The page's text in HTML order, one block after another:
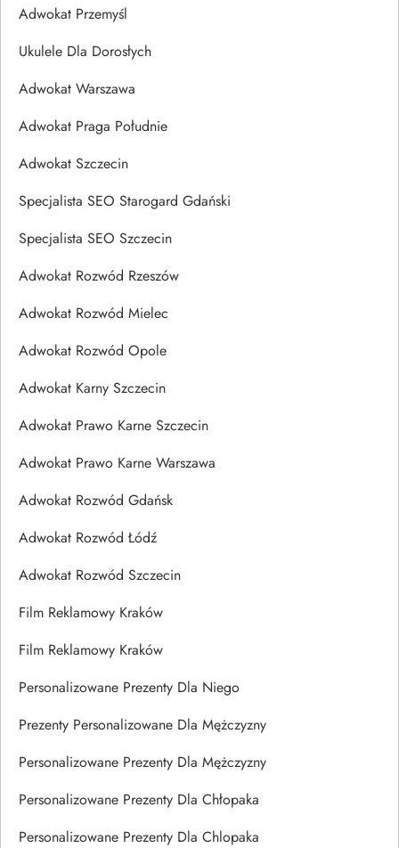
Adwokat Przemyśl
Ukulele Dla Dorosłych
Adwokat Warszawa
Adwokat Praga Południe
Adwokat Szczecin
Specjalista SEO Starogard Gdański
Specjalista SEO Szczecin
Adwokat Rozwód Rzeszów
Adwokat Rozwód Mielec
Adwokat Rozwód Opole
Adwokat Karny Szczecin
Adwokat Prawo Karne Szczecin
Adwokat Prawo Karne Warszawa
Adwokat Rozwód Gdańsk
Adwokat Rozwód Łódź
Adwokat Rozwód Szczecin
Film Reklamowy Kraków
Film Reklamowy Kraków
Personalizowane Prezenty Dla Niego
Prezenty Personalizowane Dla Mężczyzny
Personalizowane Prezenty Dla Mężczyzny
Personalizowane Prezenty Dla Chłopaka
Personalizowane Prezenty Dla Chlopaka